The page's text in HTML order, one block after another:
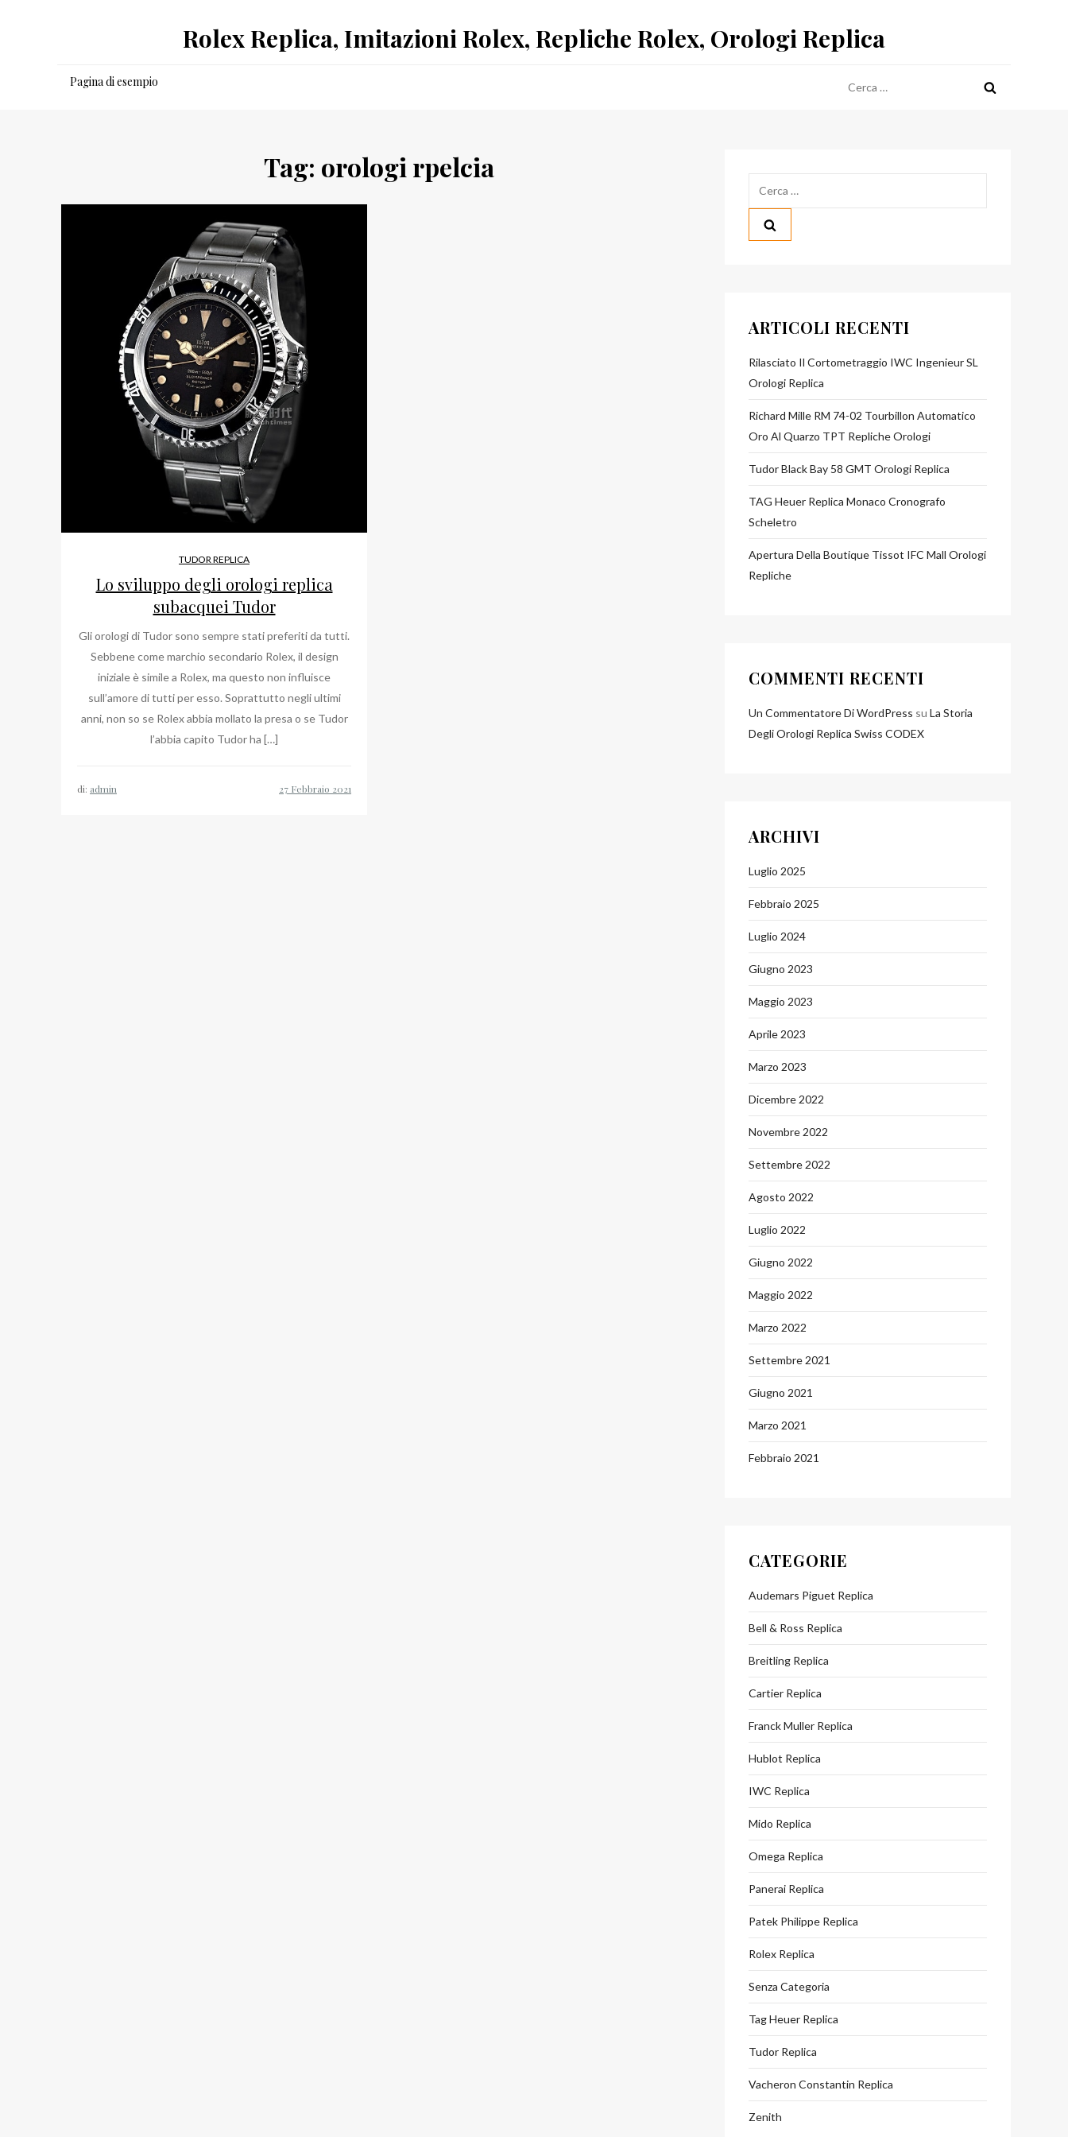
Rolex Replica, Imitazioni Rolex, Repliche Rolex, Orologi Replica
Pagina di esempio
per:
Tag: orologi rpelcia
TUDOR REPLICA
Lo sviluppo degli orologi replica
subacquei Tudor
Gli orologi di Tudor sono sempre stati preferiti da tutti.
Sebbene come marchio secondario Rolex, il design
iniziale è simile a Rolex, ma questo non influisce
sull’amore di tutti per esso. Soprattutto negli ultimi
anni, non so se Rolex abbia mollato la presa o se Tudor
l’abbia capito Tudor ha […]
di: admin
ARTICOLI RECENTI
Rilasciato Il Cortometraggio IWC Ingenieur SL
Orologi Replica
Richard Mille RM 74-02 Tourbillon Automatico
Oro Al Quarzo TPT Repliche Orologi
Tudor Black Bay 58 GMT Orologi Replica
TAG Heuer Replica Monaco Cronografo
Scheletro
Apertura Della Boutique Tissot IFC Mall Orologi
Repliche
COMMENTI RECENTI
Un Commentatore Di WordPress su La Storia
Degli Orologi Replica Swiss CODEX
ARCHIVI
Luglio 2025
Febbraio 2025
Luglio 2024
Giugno 2023
Maggio 2023
Aprile 2023
Marzo 2023
Dicembre 2022
Novembre 2022
Settembre 2022
Agosto 2022
Luglio 2022
Giugno 2022
Maggio 2022
Marzo 2022
Settembre 2021
Giugno 2021
Marzo 2021
Febbraio 2021
CATEGORIE
Audemars Piguet Replica
Bell & Ross Replica
Breitling Replica
Cartier Replica
Franck Muller Replica
Hublot Replica
IWC Replica
Mido Replica
Omega Replica
Panerai Replica
Patek Philippe Replica
Rolex Replica
Senza Categoria
Tag Heuer Replica
Tudor Replica
Vacheron Constantin Replica
Zenith